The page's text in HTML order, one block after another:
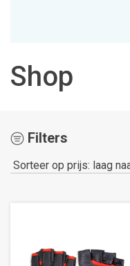
Shop
Filters